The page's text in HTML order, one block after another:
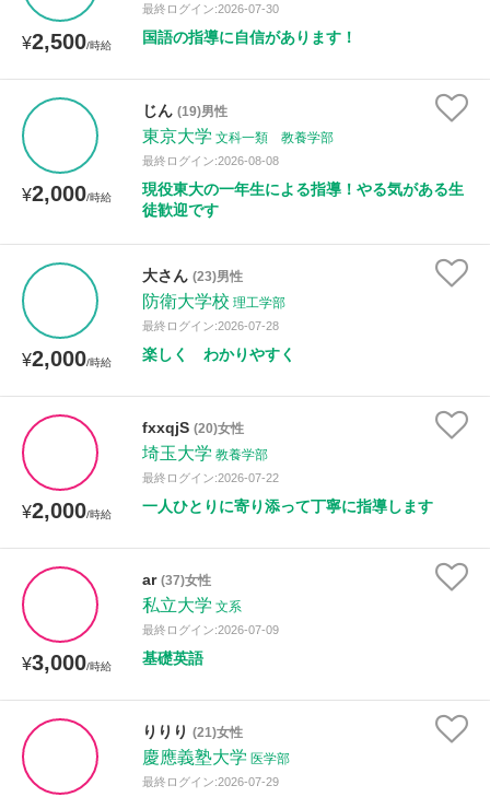
¥2,500/時給
最終ログイン:2026-07-30
国語の指導に自信があります！
¥2,000/時給
じん (19)男性
東京大学 文科一類 教養学部
最終ログイン:2026-08-08
現役東大の一年生による指導！やる気がある生
徒歓迎です
¥2,000/時給
大さん (23)男性
防衛大学校 理工学部
最終ログイン:2026-07-28
楽しく わかりやすく
¥2,000/時給
fxxqjS (20)女性
埼玉大学 教養学部
最終ログイン:2026-07-22
一人ひとりに寄り添って丁寧に指導します
¥3,000/時給
ar (37)女性
私立大学 文系
最終ログイン:2026-07-09
基礎英語
りりり (21)女性
慶應義塾大学 医学部
最終ログイン:2026-07-29